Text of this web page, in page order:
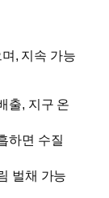
, 지속 가능
출, 지구 온
하면 수질
벌채 가능